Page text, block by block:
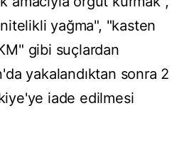
yağma", "kasten
gibi suçlardan
yakalandıktan sonra 2
iade edilmesi